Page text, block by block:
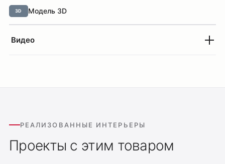
3D Модель 3D
Видео
РЕАЛИЗОВАННЫЕ ИНТЕРЬЕРЫ
Проекты с этим товаром